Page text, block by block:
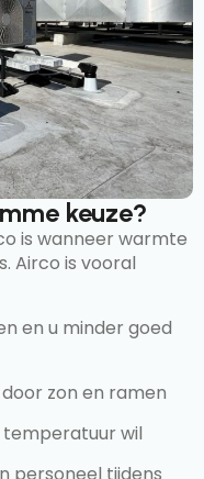
keuze?
is wanneer warmte
Airco is vooral
en u minder goed
zon en ramen
wil
personeel tijdens